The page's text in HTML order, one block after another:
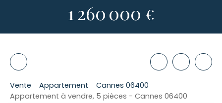
1 260 000 €
Vente Appartement
Cannes 06400
Appartement à vendre, 5 pièces - Cannes 06400